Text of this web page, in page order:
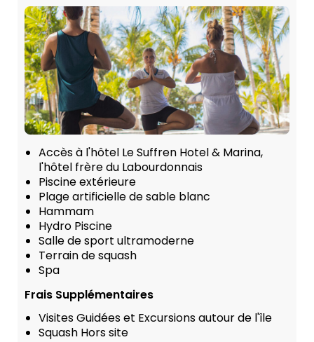
Accès à l'hôtel Le Suffren Hotel & Marina,
l'hôtel frère du Labourdonnais
Piscine extérieure
Plage artificielle de sable blanc
Hammam
Hydro Piscine
Salle de sport ultramoderne
Terrain de squash
Spa
Frais Supplémentaires
Visites Guidées et Excursions autour de l'île
Squash Hors site